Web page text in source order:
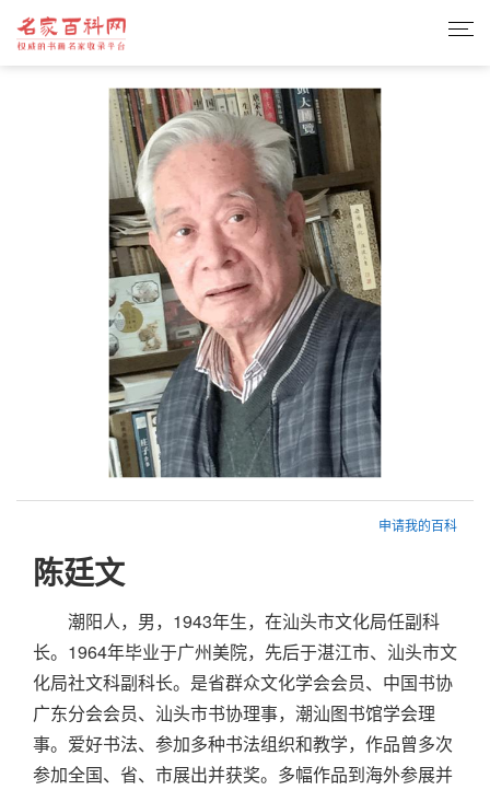
申请我的百科
陈廷文
潮阳人，男，1943年生，在汕头市文化局任副科
长。1964年毕业于广州美院，先后于湛江市、汕头市文
化局社文科副科长。是省群众文化学会会员、中国书协
广东分会会员、汕头市书协理事，潮汕图书馆学会理
事。爱好书法、参加多种书法组织和教学，作品曾多次
参加全国、省、市展出并获奖。多幅作品到海外参展并